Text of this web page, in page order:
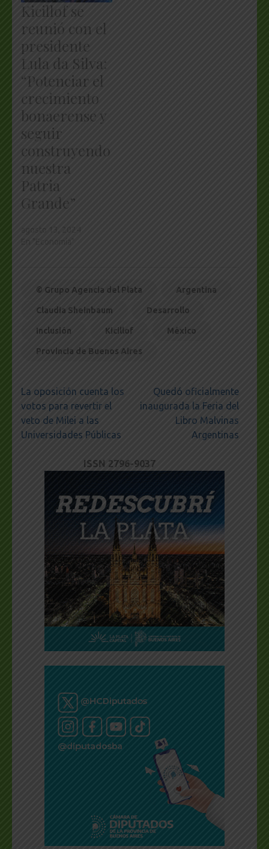
Kicillof se
reunió con el
presidente
Lula da Silva:
“Potenciar el
crecimiento
bonaerense y
seguir
construyendo
nuestra
Patria
Grande”
© Grupo Agencia del Plata Argentina
Claudia Sheinbaum Desarrollo
Inclusión Kicillof México
Provincia de Buenos Aires
Navegación
de
entradas
La oposición cuenta los
votos para revertir el
veto de Milei a las
Universidades Públicas
Quedó oficialmente
inaugurada la Feria del
Libro Malvinas
Argentinas
ISSN 2796-9037